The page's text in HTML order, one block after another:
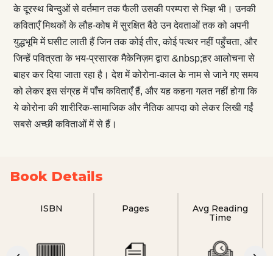
के दूरस्थ बिन्दुओं से वर्तमान तक फैली उसकी परम्परा से भिज्ञ भी। उनकी
कविताएँ मिथकों के लौह-कोष में सुरक्षित बैठे उन देवताओं तक को अपनी
युद्धभूमि में घसीट लाती हैं जिन तक कोई तीर, कोई पत्थर नहीं पहुँचता, और
जिन्हें पवित्रता के भय-प्रसारक मैकेनिज़म द्वारा &nbsp;हर आलोचना से
बाहर कर दिया जाता रहा है। देश में कोरोना-काल के नाम से जाने गए समय
को लेकर इस संग्रह में पाँच कविताएँ हैं, और यह कहना गलत नहीं होगा कि
ये कोरोना की शारीरिक-सामाजिक और नैतिक आपदा को लेकर लिखी गईं
सबसे अच्छी कविताओं में से हैं।
Book Details
ISBN Pages
Avg Reading
Time